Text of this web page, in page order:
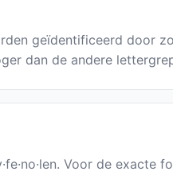
geïdentificeerd door
dan de andere
Voor de